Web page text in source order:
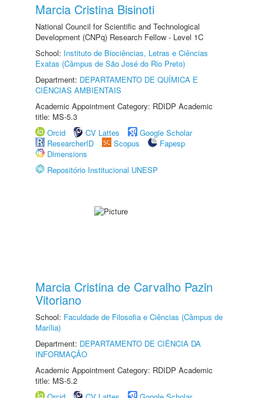
Marcia Cristina Bisinoti
National Council for Scientific and Technological
Development (CNPq) Research Fellow - Level 1C
School: Instituto de Biociências, Letras e Ciências
Exatas (Câmpus de São José do Rio Preto)
Department: DEPARTAMENTO DE QUÍMICA E
CIÊNCIAS AMBIENTAIS
Academic Appointment Category: RDIDP Academic
title: MS-5.3
Orcid
CV Lattes
Google Scholar
ResearcherID
Scopus
Fapesp
Dimensions
Repositório Institucional UNESP
Marcia Cristina de Carvalho Pazin
Vitoriano
School: Faculdade de Filosofia e Ciências (Câmpus de
Marília)
Department: DEPARTAMENTO DE CIÊNCIA DA
INFORMAÇÃO
Academic Appointment Category: RDIDP Academic
title: MS-5.2